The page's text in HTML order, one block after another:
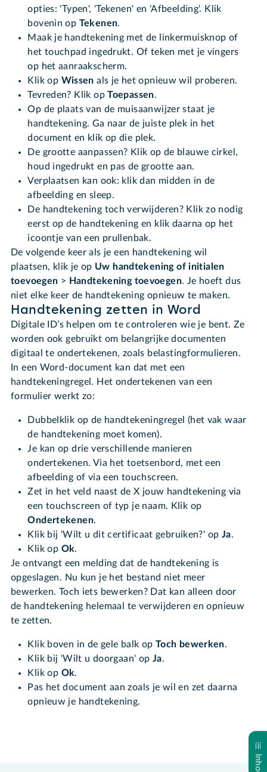
opties: 'Typen', 'Tekenen' en 'Afbeelding'. Klik
bovenin op Tekenen.
Maak je handtekening met de linkermuisknop of
het touchpad ingedrukt. Of teken met je vingers
op het aanraakscherm.
Klik op Wissen als je het opnieuw wil proberen.
Tevreden? Klik opToepassen.
Op de plaats van de muisaanwijzer staat je
handtekening. Ga naar de juiste plek in het
document en klik op die plek.
De grootte aanpassen? Klik op de blauwe cirkel,
houd ingedrukt en pas de grootte aan.
Verplaatsen kan ook: klik dan midden in de
afbeelding en sleep.
De handtekening toch verwijderen? Klik zo nodig
eerst op de handtekening en klik daarna op het
icoontje van een prullenbak.
De volgende keer als je een handtekening wil
plaatsen, klik je op Uw handtekening of initialen
toevoegen > Handtekening toevoegen. Je hoeft dus
niet elke keer de handtekening opnieuw te maken.
Handtekening zetten in Word
Digitale ID’s helpen om te controleren wie je bent. Ze
worden ook gebruikt om belangrijke documenten
digitaal te ondertekenen, zoals belastingformulieren.
In een Word-document kan dat met een
handtekeningregel. Het ondertekenen van een
formulier werkt zo:
Dubbelklik op de handtekeningregel (het vak waar
de handtekening moet komen).
Je kan op drie verschillende manieren
ondertekenen. Via het toetsenbord, met een
afbeelding of via een touchscreen.
Zet in het veld naast de X jouw handtekening via
een touchscreen of typ je naam. Klik op
Ondertekenen.
Klik bij 'Wilt u dit certificaat gebruiken?' op Ja.
Klik op Ok.
Je ontvangt een melding dat de handtekening is
opgeslagen. Nu kun je het bestand niet meer
bewerken. Toch iets bewerken? Dat kan alleen door
de handtekening helemaal te verwijderen en opnieuw
te zetten.
Klik boven in de gele balk op Toch bewerken.
Klik bij 'Wilt u doorgaan' op Ja.
Klik op Ok.
Pas het document aan zoals je wil en zet daarna
opnieuw je handtekening.